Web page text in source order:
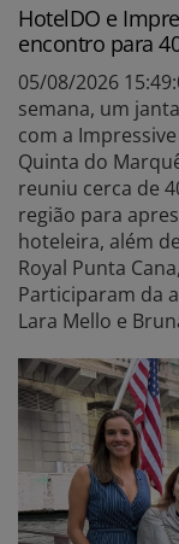
HotelDO e
encontro para
05/08/2026
semana, um
com a
Quinta do
reuniu cerca de
região para
hoteleira, além
Royal Punta
Participaram da
Lara Mello e